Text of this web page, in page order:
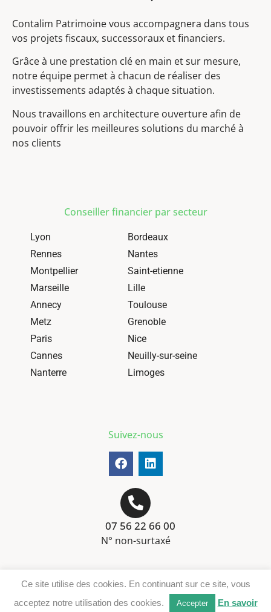
Contalim Patrimoine vous accompagnera dans tous
vos projets fiscaux, successoraux et financiers.
Grâce à une prestation clé en main et sur mesure,
notre équipe permet à chacun de réaliser des
investissements adaptés à chaque situation.
Nous travaillons en architecture ouverture afin de
pouvoir offrir les meilleures solutions du marché à
nos clients
Conseiller financier par secteur
Lyon
Bordeaux
Rennes
Nantes
Montpellier
Saint-etienne
Marseille
Lille
Annecy
Toulouse
Metz
Grenoble
Paris
Nice
Cannes
Neuilly-sur-seine
Nanterre
Limoges
Suivez-nous
07 56 22 66 00
N° non-surtaxé
Téléchargement DER
Ce site utilise des cookies. En continuant sur ce site, vous
acceptez notre utilisation des cookies.
Accepter En savoir